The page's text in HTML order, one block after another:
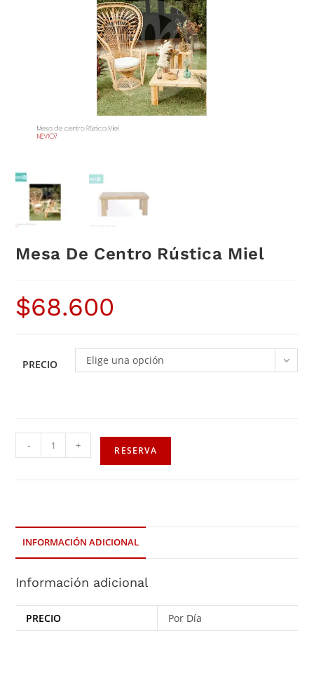
Mesa De Centro Rústica Miel
$68.600
PRECIO Elige una opción
- + RESERVA
INFORMACIÓN ADICIONAL
Información adicional
PRECIO Por Día